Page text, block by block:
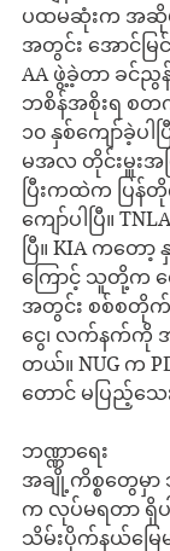
ပထမဆုံးက အဆို
အတွင်း အောင်မြ
AA ဖွဲ့ခဲ့တာ ခင်ညွ
ဘစိန်အစိုးရ စတ
၁၀ နှစ်ကျော်ခဲ့ပါ
မအလ တိုင်းမှူး
ပြီးကထဲက ပြန်တို
ကျော်ပါပြီ။
ပြီ။ KIA ကတော့ နှ
ကြောင့် သူတို့က တ
အတွင်း စစ်စတို
ငွေ၊ လက်နက်ကို အ
တယ်။ NUG က
တောင် မပြည့်သေး
ဘဏ္ဏာရေး
အချို့ကိစ္စတွေမှာ
က လုပ်မရတာ ရှိ
သိမ်းပိုက်နယ်မြေ